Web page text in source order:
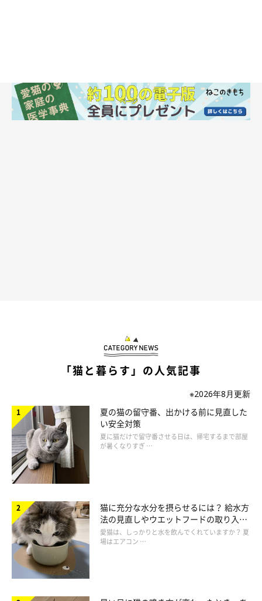
そんな顔や体のパーツの中でも、耳は特に敏感な部分で、状況や
心情に応じて耳元に27個もある筋肉で耳を巧みに動かします。そ
耳の角度別！猫の気持ち辞典
「猫と暮らす」の人気記事
※2026年8月更新
夏の猫の留守番、出かける前に見直した
い安全対策
夏に猫だけで留守番させる日は、帰宅するまで部屋
が暑くなりすぎ …
猫に充分な水分を摂らせるには？ 給水方
法の見直しやウエットフードの取り入れ
方を解説
愛猫は、しっかりと水を飲んでくれていますか？ 夏
場はエアコン …